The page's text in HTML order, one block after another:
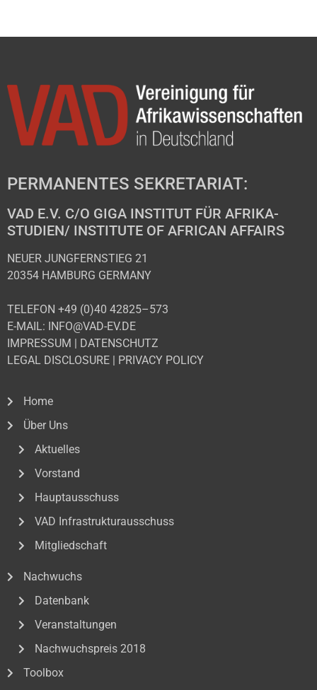
PERMANENTES SEKRETARIAT:
VAD E.V. C/O GIGA INSTITUT FÜR AFRIKA-
STUDIEN/ INSTITUTE OF AFRICAN AFFAIRS
NEUER JUNGFERNSTIEG 21
20354 HAMBURG GERMANY
TELEFON +49 (0)40 42825–573
E-MAIL: INFO@VAD-EV.DE
IMPRESSUM | DATENSCHUTZ
LEGAL DISCLOSURE | PRIVACY POLICY
Home
Über Uns
Aktuelles
Vorstand
Hauptausschuss
VAD Infrastrukturausschuss
Mitgliedschaft
Nachwuchs
Datenbank
Veranstaltungen
Nachwuchspreis 2018
Toolbox